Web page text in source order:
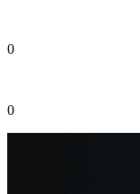
0
0